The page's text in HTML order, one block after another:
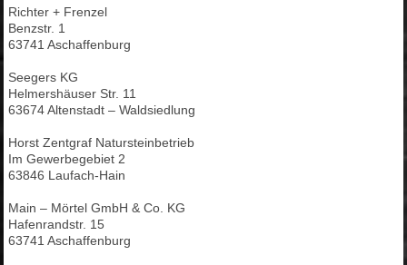
Richter + Frenzel
Benzstr. 1
63741 Aschaffenburg
Seegers KG
Helmershäuser Str. 11
63674 Altenstadt – Waldsiedlung
Horst Zentgraf Natursteinbetrieb
Im Gewerbegebiet 2
63846 Laufach-Hain
Main – Mörtel GmbH & Co. KG
Hafenrandstr. 15
63741 Aschaffenburg